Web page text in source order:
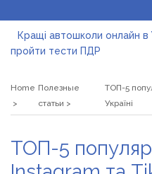
Кращі автошколи онлайн в
пройти тести ПДР
согреться
«Правильне
Home Полезные
статьи
ТОП-5
Україні
ТОП-5